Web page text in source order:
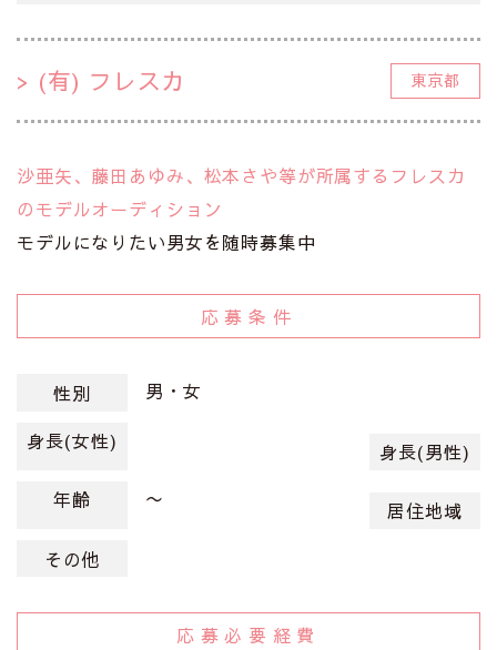
(有) フレスカ 東京都
沙亜矢、藤田あゆみ、松本さや等が所属するフレスカ
のモデルオーディション
モデルになりたい男女を随時募集中
応募条件
性別 男・女
身長(女性)
身長(男性)
年齢
〜
居住地域
その他
応募必要経費